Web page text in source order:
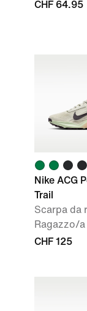
CHF 64.95
Nike ACG
Trail
Scarpa da
Ragazzo/a
CHF 125